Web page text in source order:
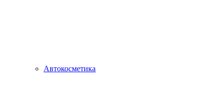
Автокосметика